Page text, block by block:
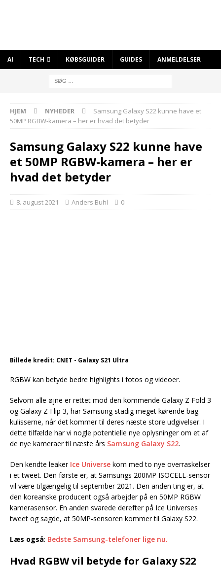
AI TECH KØBSGUIDER GUIDES ANMELDELSER
HJEM NYHEDER
Samsung Galaxy S22 kunne have et
50MP RGBW-kamera – her er hvad det betyder
Samsung Galaxy S22 kunne have
et 50MP RGBW-kamera – her er
hvad det betyder
8. august 2021 Anders Buhl 0
Billede kredit: CNET - Galaxy S21 Ultra
RGBW kan betyde bedre highlights i fotos og videoer.
Selvom alle øjne er rettet mod den kommende Galaxy Z Fold 3
og Galaxy Z Flip 3, har Samsung stadig meget kørende bag
kulisserne, når det kommer til deres næste store udgivelser. I
dette tilfælde har vi nogle potentielle nye oplysninger om et af
de nye kameraer til næste års Samsung Galaxy S22.
Den kendte leaker Ice Universe kom med to nye overraskelser
i et tweet. Den første er, at Samsungs 200MP ISOCELL-sensor
vil være tilgængelig til september 2021. Den anden ting er, at
den koreanske producent også arbejder på en 50MP RGBW
kamerasensor. En anden svarede derefter på Ice Universes
tweet og sagde, at 50MP-sensoren kommer til Galaxy S22.
Læs også: Bedste Samsung-telefoner lige nu.
Hvad RGBW vil betyde for Galaxy S22